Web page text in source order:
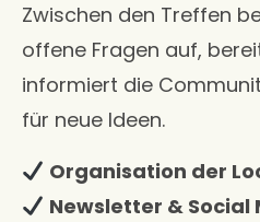
Zwischen den Treffen
offene Fragen auf,
informiert die
für neue Ideen.
Organisation der
Newsletter & Social